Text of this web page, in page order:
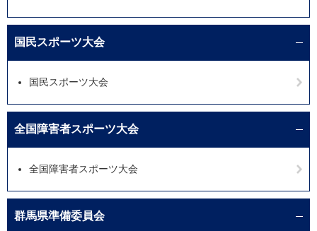
国民スポーツ大会
国民スポーツ大会
全国障害者スポーツ大会
全国障害者スポーツ大会
群馬県準備委員会